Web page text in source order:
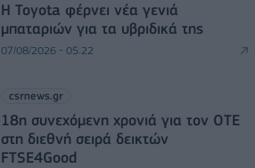
Η Toyota φέρνει νέα γενιά
μπαταριών για τα υβριδικά της
07/08/2026 - 05:22
csrnews.gr
18η συνεχόμενη χρονιά για τον ΟΤΕ
στη διεθνή σειρά δεικτών
FTSE4Good